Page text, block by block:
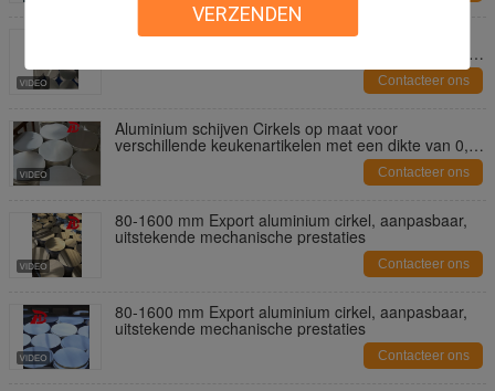
VERZENDEN
Aluminium schijven Cirkels op maat voor
verschillende keukenartikelen met een dikte van 0,3
tot 6 millimeter Contacteer ons
Aluminium schijven Cirkels op maat voor
verschillende keukenartikelen met een dikte van 0,3
Contacteer ons
80-1600 mm Export aluminium cirkel, aanpasbaar,
uitstekende mechanische prestaties
Contacteer ons
80-1600 mm Export aluminium cirkel, aanpasbaar,
uitstekende mechanische prestaties
Contacteer ons